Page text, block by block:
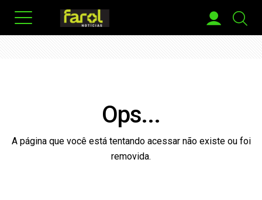
Ops...
A página que você está tentando acessar não existe ou foi
removida.